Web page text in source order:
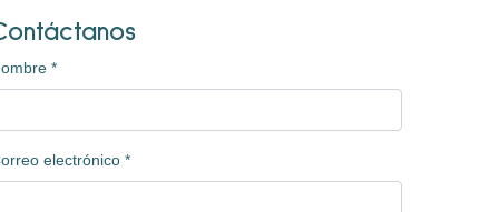
*
electrónico *